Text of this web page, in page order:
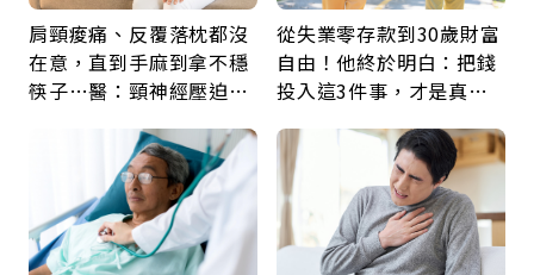
肩頸痠痛、反覆落枕都沒
在意，直到手麻到拿不穩
筷子…醫：頸神經壓迫上
從失業零存款到30歲財富
自由！他終於明白：把錢
投入這3件事，才是真正